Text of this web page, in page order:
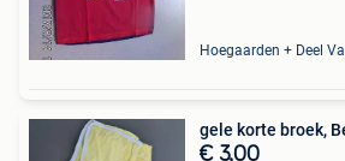
gele korte broek,
€ 3,00